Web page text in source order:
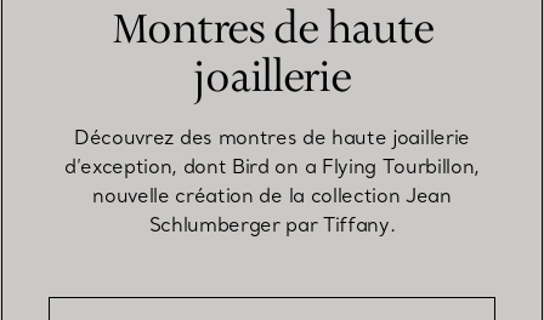
Montres de haute
joaillerie
Découvrez des montres de haute joaillerie
d’exception, dont Bird on a Flying Tourbillon,
nouvelle création de la collection Jean
Schlumberger par Tiffany.